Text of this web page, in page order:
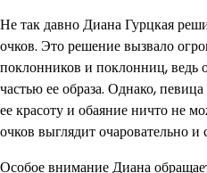
Не так давно Диана Гурцкая
очков. Это решение вызвало
поклонников и поклонниц, ведь
частью ее образа. Однако,
ее красоту и обаяние ничто не
очков выглядит очаровательно и
Особое внимание Диана